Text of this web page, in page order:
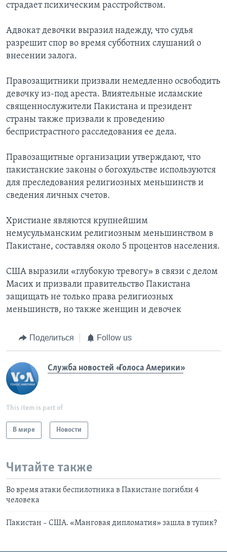
страдает психическим расстройством.
Адвокат девочки выразил надежду, что судья
разрешит спор во время субботних слушаний о
внесении залога.
Правозащитники призвали немедленно освободить
девочку из-под ареста. Влиятельные исламские
священнослужители Пакистана и президент
страны также призвали к проведению
беспристрастного расследования ее дела.
Правозащитные организации утверждают, что
пакистанские законы о богохульстве используются
для преследования религиозных меньшинств и
сведения личных счетов.
Христиане являются крупнейшим
немусульманским религиозным меньшинством в
Пакистане, составляя около 5 процентов населения.
США выразили «глубокую тревогу» в связи с делом
Масих и призвали правительство Пакистана
защищать не только права религиозных
меньшинств, но также женщин и девочек
Поделиться Follow us
Служба новостей «Голоса Америки»
This item is part of
В мире Новости
Читайте также
Во время атаки беспилотника в Пакистане погибли 4
человека
Пакистан – США. «Манговая дипломатия» зашла в тупик?